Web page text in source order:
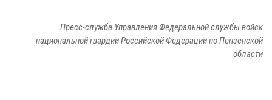
Пресс-служба Управления Федеральной службы войск
национальной гвардии Российской Федерации по Пензенской
области